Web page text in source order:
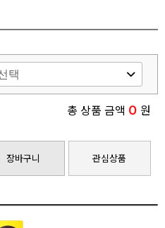
총 상품 금액 0 원
장바구니 관심상품